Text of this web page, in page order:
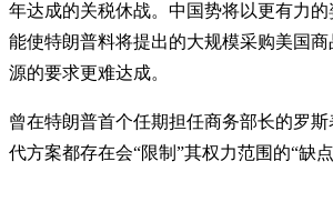
年达成的关税休战。中国势将以更有力
能使特朗普料将提出的大规模采购美国
源的要求更难达成。
曾在特朗普首个任期担任商务部长的罗
代方案都存在会“限制”其权力范围的“缺点